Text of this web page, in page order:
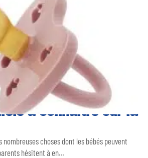
à connaître sur la
choses dont les bébés peuvent
hésitent à en…